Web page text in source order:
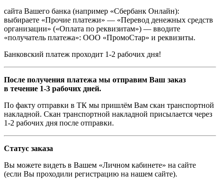
сайта Вашего банка (например «Сбербанк Онлайн):
выбираете «Прочие платежи» — «Перевод денежных средств
организации» («Оплата по реквизитам») — вводите
«получатель платежа»: ООО «ПромоСтар» и реквизиты.
Банковский платеж проходит 1-2 рабочих дня!
После получения платежа мы отправим Ваш заказ
в течение 1-3 рабочих дней.
По факту отправки в ТК мы пришлём Вам скан транспортной
накладной. Скан транспортной накладной присылается через
1-2 рабочих дня после отправки.
Статус заказа
Вы можете видеть в Вашем «Личном кабинете» на сайте
(если Вы проходили регистрацию на нашем сайте).